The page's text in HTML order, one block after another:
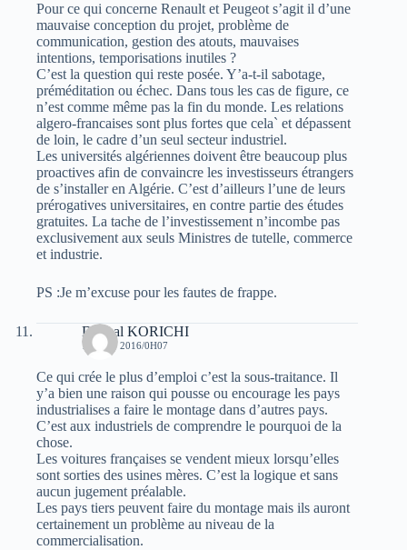
Pour ce qui concerne Renault et Peugeot s’agit il d’une
mauvaise conception du projet, problème de
communication, gestion des atouts, mauvaises
intentions, temporisations inutiles ?
C’est la question qui reste posée. Y’a-t-il sabotage,
préméditation ou échec. Dans tous les cas de figure, ce
n’est comme même pas la fin du monde. Les relations
algero-francaises sont plus fortes que cela` et dépassent
de loin, le cadre d’un seul secteur industriel.
Les universités algériennes doivent être beaucoup plus
proactives afin de convaincre les investisseurs étrangers
de s’installer en Algérie. C’est d’ailleurs l’une de leurs
prérogatives universitaires, en contre partie des études
gratuites. La tache de l’investissement n’incombe pas
exclusivement aux seuls Ministres de tutelle, commerce
et industrie.
PS :Je m’excuse pour les fautes de frappe.
Djamal KORICHI
10 JUIN 2016/0H07
Ce qui crée le plus d’emploi c’est la sous-traitance. Il
y’a bien une raison qui pousse ou encourage les pays
industrialises a faire le montage dans d’autres pays.
C’est aux industriels de comprendre le pourquoi de la
chose.
Les voitures françaises se vendent mieux lorsqu’elles
sont sorties des usines mères. C’est la logique et sans
aucun jugement préalable.
Les pays tiers peuvent faire du montage mais ils auront
certainement un problème au niveau de la
commercialisation.